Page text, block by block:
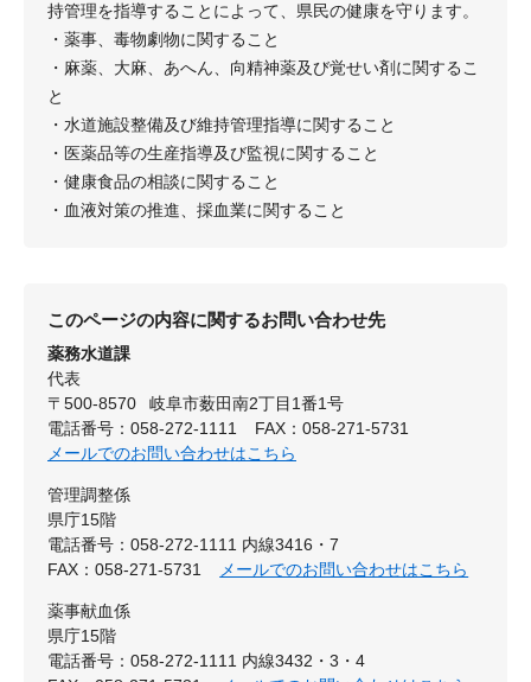
持管理を指導することによって、県民の健康を守ります。
・薬事、毒物劇物に関すること
・麻薬、大麻、あへん、向精神薬及び覚せい剤に関するこ
と
・水道施設整備及び維持管理指導に関すること
・医薬品等の生産指導及び監視に関すること
・健康食品の相談に関すること
・血液対策の推進、採血業に関すること
このページの内容に関するお問い合わせ先
薬務水道課
代表
〒500-8570
岐阜市薮田南2丁目1番1号
電話番号：058-272-1111
FAX：058-271-5731
メールでのお問い合わせはこちら
管理調整係
県庁15階
電話番号：058-272-1111 内線3416・7
FAX：058-271-5731
メールでのお問い合わせはこちら
薬事献血係
県庁15階
電話番号：058-272-1111 内線3432・3・4